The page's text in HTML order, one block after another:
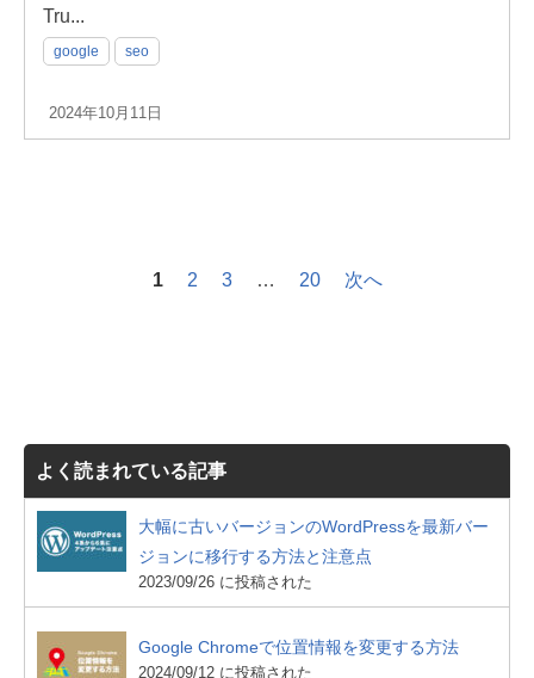
Tru...
google seo
2024年10月11日
1 2 3 … 20 次へ
よく読まれている記事
大幅に古いバージョンのWordPressを最新バー
ジョンに移行する方法と注意点
2023/09/26 に投稿された
Google Chromeで位置情報を変更する方法
2024/09/12 に投稿された